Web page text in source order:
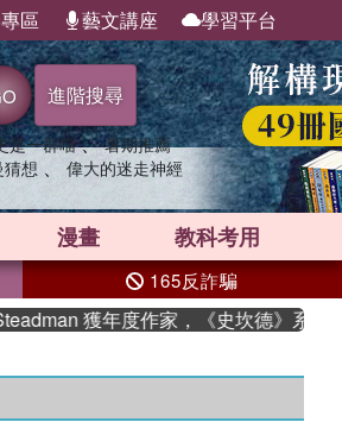
區 藝文講座 學習平台
進階搜尋
是一群喵 、 暑期推薦
想 、 偉大的迷走神經
漫畫 教科考用
165反詐騙
獲年度作家，《史坎德》系列帶